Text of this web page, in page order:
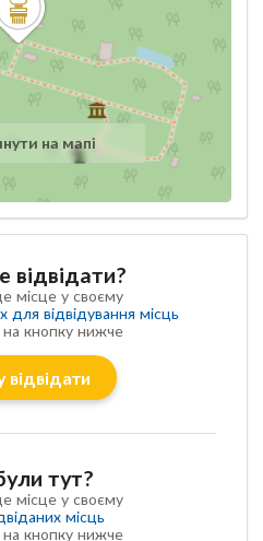
на мапі
відвідати?
місце у своєму
для відвідування місць
кнопку нижче
відвідати
тут?
місце у своєму
місць
кнопку нижче